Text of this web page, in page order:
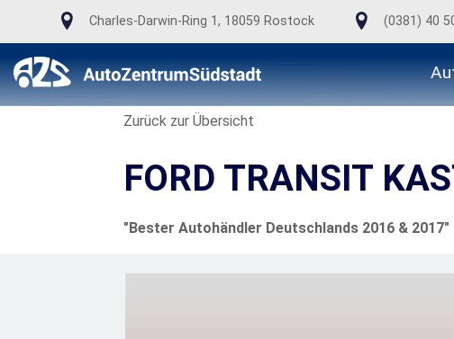
Charles-Darwin-Ring 1, 18059 Rostock (0381) 40
Zurück zur Übersicht
FORD TRANSIT
"Bester Autohändler Deutschlands 2016 &